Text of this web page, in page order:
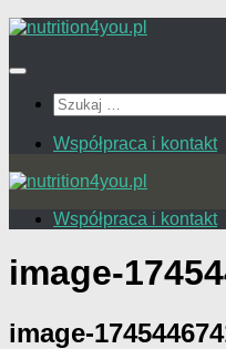
Przejdź
treści
Szukaj:
Współpraca i kontakt
Współpraca i kontakt
image-
image-